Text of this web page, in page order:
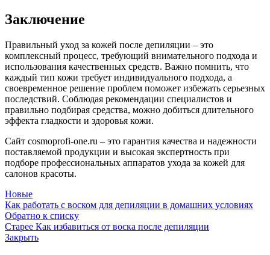
Заключение
Правильный уход за кожей после депиляции – это
комплексный процесс, требующий внимательного подхода и
использования качественных средств. Важно помнить, что
каждый тип кожи требует индивидуального подхода, а
своевременное решение проблем поможет избежать серьезных
последствий. Соблюдая рекомендации специалистов и
правильно подбирая средства, можно добиться длительного
эффекта гладкости и здоровья кожи.
Сайт cosmoprofi-one.ru – это гарантия качества и надежности
поставляемой продукции и высокая экспертность при
подборе профессиональных аппаратов ухода за кожей для
салонов красоты.
Новые
Как работать с воском для депиляции в домашних условиях
Обратно к списку
Старее Как избавиться от воска после депиляции
Закрыть